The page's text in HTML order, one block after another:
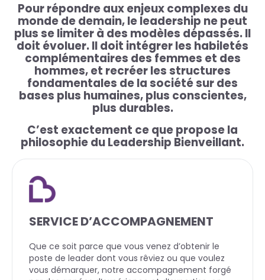
Pour répondre aux enjeux complexes du
monde de demain, le leadership ne peut
plus se limiter à des modèles dépassés. Il
doit évoluer. Il doit intégrer les habiletés
complémentaires des femmes et des
hommes, et recréer les structures
fondamentales de la société sur des
bases plus humaines, plus conscientes,
plus durables.
C’est exactement ce que propose la
philosophie du Leadership Bienveillant.
SERVICE D’ACCOMPAGNEMENT
Que ce soit parce que vous venez d’obtenir le
poste de leader dont vous rêviez ou que voulez
vous démarquer, notre accompagnement forgé